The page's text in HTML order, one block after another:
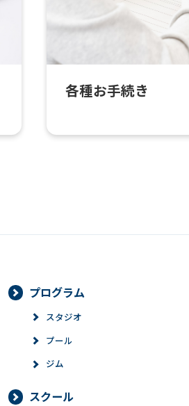
各種お手続き
プログラム
スタジオ
プール
ジム
スクール